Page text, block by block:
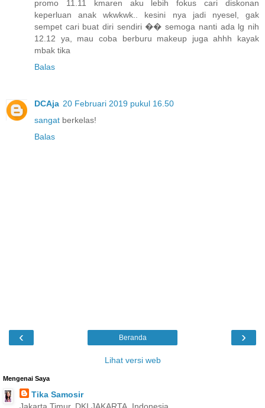
promo 11.11 kmaren aku lebih fokus cari diskonan
keperluan anak wkwkwk.. kesini nya jadi nyesel, gak
sempet cari buat diri sendiri �� semoga nanti ada lg nih
12.12 ya, mau coba berburu makeup juga ahhh kayak
mbak tika
Balas
DCAja 20 Februari 2019 pukul 16.50
sangat berkelas!
Balas
‹ ›
Beranda
Lihat versi web
Mengenai Saya
Tika Samosir